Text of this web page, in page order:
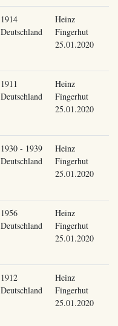
1914
Deutschland
Heinz
Fingerhut
25.01.2020
1911
Deutschland
Heinz
Fingerhut
25.01.2020
1930 - 1939
Deutschland
Heinz
Fingerhut
25.01.2020
1956
Deutschland
Heinz
Fingerhut
25.01.2020
1912
Deutschland
Heinz
Fingerhut
25.01.2020